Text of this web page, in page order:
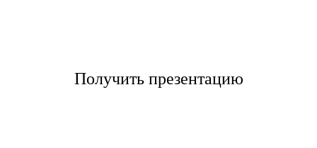
Получить презентацию